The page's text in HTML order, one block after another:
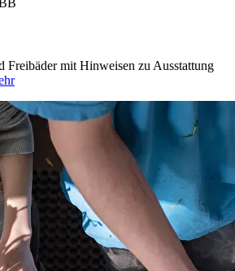
Freibäder mit Hinweisen zu Ausstattung